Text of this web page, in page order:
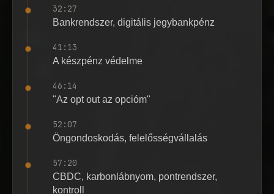
32:27
Bankrendszer, digitális jegybankpénz
41:13
A készpénz védelme
46:14
"Az opt out az opcióm"
52:07
Öngondoskodás, felelősségvállalás
57:20
CBDC, karbonlábnyom, pontrendszer,
kontroll